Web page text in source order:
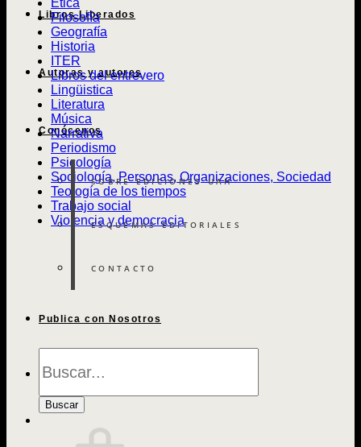
Libros Liberados
Autoras y autores
Conócenos
SOBRE EDICIONES UAH
ESQUEMAS EDITORIALES
CONTACTO
Publica con Nosotros
de
Buscar
Ética
Filosofía
Geografía
Historia
ITER
Libros del entrevero
Lingüistica
Literatura
Música
Narrativa
Periodismo
Psicología
Sociología, Personas, Organizaciones, Sociedad
Teología de los tiempos
Trabajo social
Violencia y democracia